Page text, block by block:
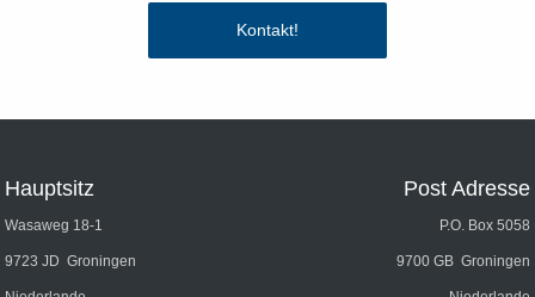
Kontakt!
Hauptsitz
Wasaweg 18-1
9723 JD Groningen
Post Adresse
P.O. Box 5058
9700 GB Groningen